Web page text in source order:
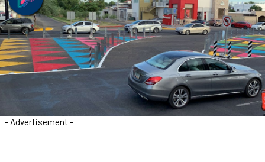
- Advertisement -